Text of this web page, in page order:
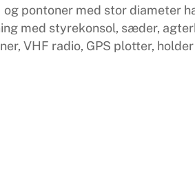
pontoner med stor diameter
med styrekonsol, sæder,
VHF radio, GPS plotter,